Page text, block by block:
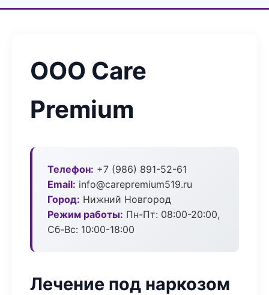
ООО Care
Premium
Телефон: +7 (986) 891-52-61
Email: info@carepremium519.ru
Город: Нижний Новгород
Режим работы: Пн-Пт: 08:00-20:00,
Сб-Вс: 10:00-18:00
Лечение под наркозом